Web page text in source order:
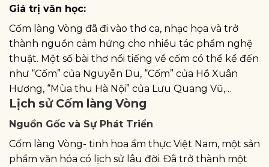
Giá trị văn học:
Cốm làng Vòng đã đi vào thơ ca, nhạc họa và trở
thành nguồn cảm hứng cho nhiều tác phẩm nghệ
thuật. Một số bài thơ nổi tiếng về cốm có thể kể đến
như “Cốm” của Nguyễn Du, “Cốm” của Hồ Xuân
Hương, “Mùa thu Hà Nội” của Lưu Quang Vũ,…
Lịch sử Cốm làng Vòng
Nguồn Gốc và Sự Phát Triển
Cốm làng Vòng- tinh hoa ẩm thực Việt Nam, một sản
phẩm văn hóa có lịch sử lâu đời. Đã trở thành một